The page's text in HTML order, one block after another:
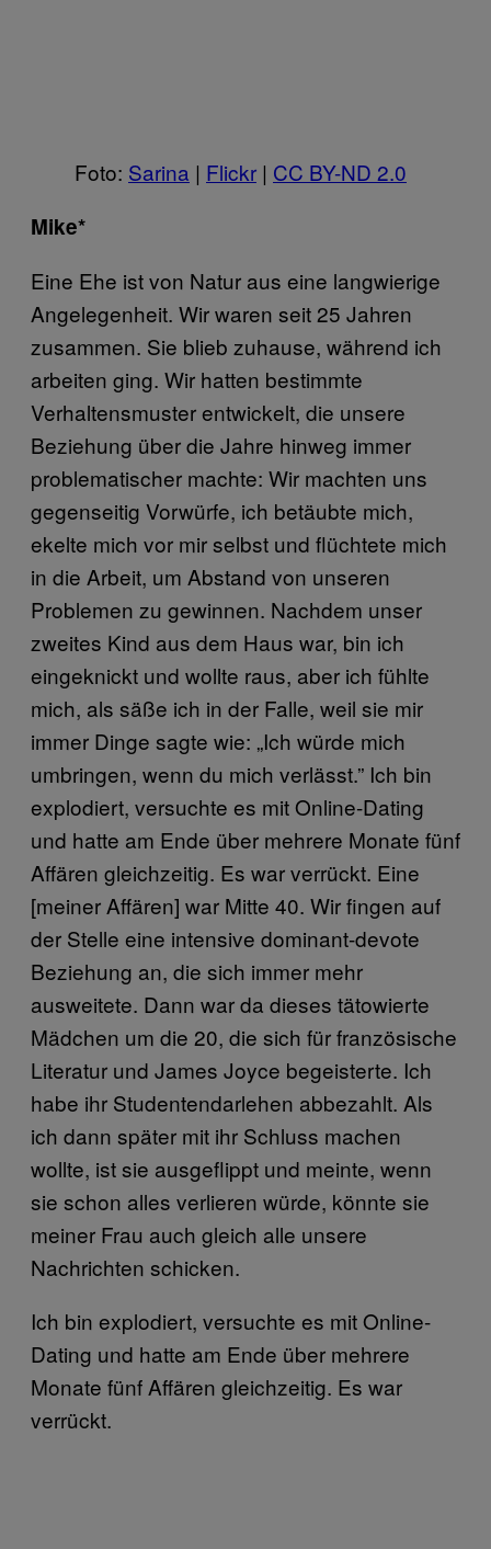
Foto: Sarina | Flickr | CC BY-ND 2.0
Mike*
Eine Ehe ist von Natur aus eine langwierige
Angelegenheit. Wir waren seit 25 Jahren
zusammen. Sie blieb zuhause, während ich
arbeiten ging. Wir hatten bestimmte
Verhaltensmuster entwickelt, die unsere
Beziehung über die Jahre hinweg immer
problematischer machte: Wir machten uns
gegenseitig Vorwürfe, ich betäubte mich,
ekelte mich vor mir selbst und flüchtete mich
in die Arbeit, um Abstand von unseren
Problemen zu gewinnen. Nachdem unser
zweites Kind aus dem Haus war, bin ich
eingeknickt und wollte raus, aber ich fühlte
mich, als säße ich in der Falle, weil sie mir
immer Dinge sagte wie: „Ich würde mich
umbringen, wenn du mich verlässt.” Ich bin
explodiert, versuchte es mit Online-Dating
und hatte am Ende über mehrere Monate fünf
Affären gleichzeitig. Es war verrückt. Eine
[meiner Affären] war Mitte 40. Wir fingen auf
der Stelle eine intensive dominant-devote
Beziehung an, die sich immer mehr
ausweitete. Dann war da dieses tätowierte
Mädchen um die 20, die sich für französische
Literatur und James Joyce begeisterte. Ich
habe ihr Studentendarlehen abbezahlt. Als
ich dann später mit ihr Schluss machen
wollte, ist sie ausgeflippt und meinte, wenn
sie schon alles verlieren würde, könnte sie
meiner Frau auch gleich alle unsere
Nachrichten schicken.
Ich bin explodiert, versuchte es mit Online-
Dating und hatte am Ende über mehrere
Monate fünf Affären gleichzeitig. Es war
verrückt.